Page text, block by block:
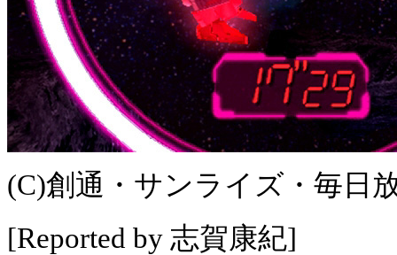
(C)創通・サンライズ・毎日
[Reported by 志賀康紀]